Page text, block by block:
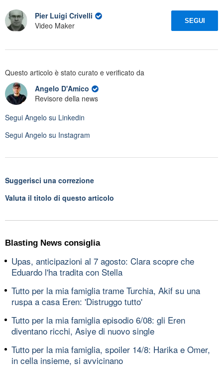
Pier Luigi Crivelli
Video Maker
SEGUI
Questo articolo è stato curato e verificato da
Angelo D'Amico
Revisore della news
Segui Angelo su Linkedin
Segui Angelo su Instagram
Suggerisci una correzione
Valuta il titolo di questo articolo
Blasting News consiglia
Upas, anticipazioni al 7 agosto: Clara scopre che
Eduardo l'ha tradita con Stella
Tutto per la mia famiglia trame Turchia, Akif su una
ruspa a casa Eren: 'Distruggo tutto'
Tutto per la mia famiglia episodio 6/08: gli Eren
diventano ricchi, Asiye di nuovo single
Tutto per la mia famiglia, spoiler 14/8: Harika e Omer,
in cella insieme, si avvicinano